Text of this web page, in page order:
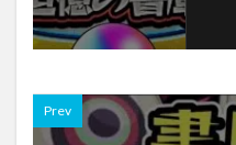
Prev